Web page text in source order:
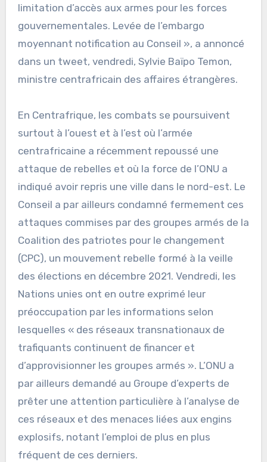
limitation d’accès aux armes pour les forces
gouvernementales. Levée de l’embargo
moyennant notification au Conseil », a annoncé
dans un tweet, vendredi, Sylvie Baïpo Temon,
ministre centrafricain des affaires étrangères.
En Centrafrique, les combats se poursuivent
surtout à l’ouest et à l’est où l’armée
centrafricaine a récemment repoussé une
attaque de rebelles et où la force de l’ONU a
indiqué avoir repris une ville dans le nord-est. Le
Conseil a par ailleurs condamné fermement ces
attaques commises par des groupes armés de la
Coalition des patriotes pour le changement
(CPC), un mouvement rebelle formé à la veille
des élections en décembre 2021. Vendredi, les
Nations unies ont en outre exprimé leur
préoccupation par les informations selon
lesquelles « des réseaux transnationaux de
trafiquants continuent de financer et
d’approvisionner les groupes armés ». L’ONU a
par ailleurs demandé au Groupe d’experts de
prêter une attention particulière à l’analyse de
ces réseaux et des menaces liées aux engins
explosifs, notant l’emploi de plus en plus
fréquent de ces derniers.